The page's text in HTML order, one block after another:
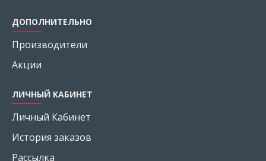
ДОПОЛНИТЕЛЬНО
Производители
Акции
ЛИЧНЫЙ КАБИНЕТ
Личный Кабинет
История заказов
Рассылка